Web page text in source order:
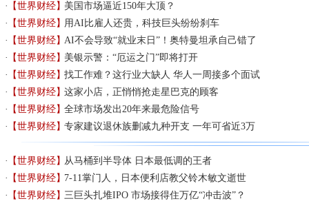
【世界财经】美国市场逼近150年大顶？
【世界财经】用AI比雇人还贵，科技巨头纷纷刹车
【世界财经】AI不会导致“就业末日”！奥特曼坦承自己错了
【世界财经】美银示警：“厄运之门”即将打开
【世界财经】找工作难？这行业大缺人 华人一周接多个面试
【世界财经】这家小店，正悄悄抢走星巴克的顾客
【世界财经】全球市场发出20年来最危险信号
【世界财经】专家建议退休族删减九种开支 一年可省近3万
【世界财经】从马桶到半导体 日本最低调的王者
【世界财经】7-11掌门人，日本便利店教父铃木敏文逝世
【世界财经】三巨头扎堆IPO 市场接得住万亿“冲击波”？